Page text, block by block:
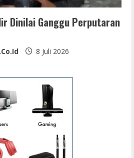
Dinilai Ganggu Perputaran
8 Juli 2026